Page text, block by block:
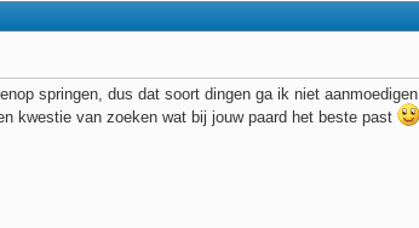
springen, dus dat soort dingen ga ik niet aanmoedigen
kwestie van zoeken wat bij jouw paard het beste past